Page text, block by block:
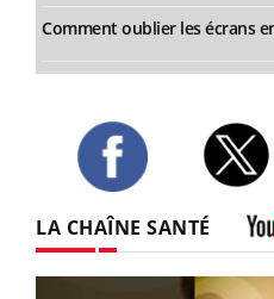
Comment oublier les écrans
LA CHAÎNE SANTÉ